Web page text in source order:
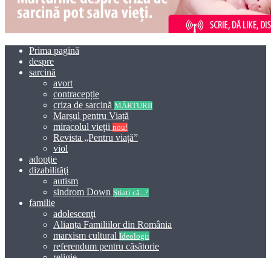
Prima pagină
despre
sarcină
avort
contracepție
criza de sarcină MĂRTURII
Marșul pentru Viață
miracolul vieţii nou!
Revista „Pentru viață”
viol
adopţie
dizabilităţi
autism
sindrom Down Știați că...?
familie
adolescenţi
Alianța Familiilor din România
marxism cultural Ideologii
referendum pentru căsătorie